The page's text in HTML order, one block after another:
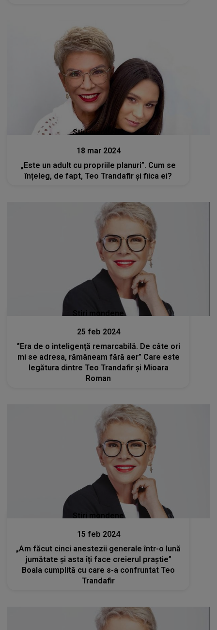
Stiri mondene
18 mar 2024
„Este un adult cu propriile planuri”. Cum se
înțeleg, de fapt, Teo Trandafir și fiica ei?
Stiri mondene
25 feb 2024
”Era de o inteligență remarcabilă. De câte ori
mi se adresa, rămâneam fără aer” Care este
legătura dintre Teo Trandafir și Mioara
Roman
Stiri mondene
15 feb 2024
„Am făcut cinci anestezii generale într-o lună
jumătate și asta îți face creierul praștie”
Boala cumplită cu care s-a confruntat Teo
Trandafir